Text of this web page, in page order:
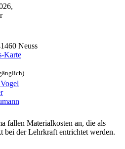
Neuss
Karte
fallen Materialkosten an, die als
bei der Lehrkraft entrichtet werden.